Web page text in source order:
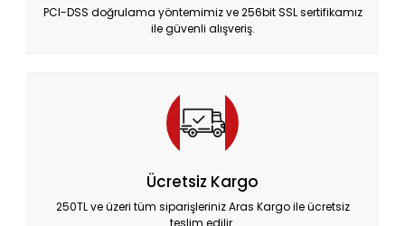
PCI-DSS doğrulama yöntemimiz ve 256bit SSL sertifikamız
ile güvenli alışveriş.
Ücretsiz Kargo
250TL ve üzeri tüm siparişleriniz Aras Kargo ile ücretsiz
teslim edilir.